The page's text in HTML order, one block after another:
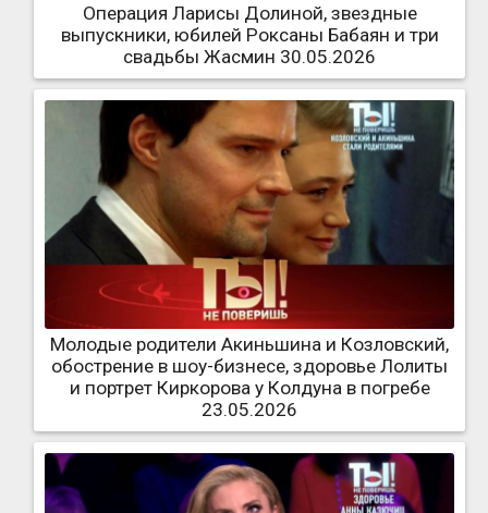
Операция Ларисы Долиной, звездные
выпускники, юбилей Роксаны Бабаян и три
свадьбы Жасмин 30.05.2026
Молодые родители Акиньшина и Козловский,
обострение в шоу-бизнесе, здоровье Лолиты
и портрет Киркорова у Колдуна в погребе
23.05.2026